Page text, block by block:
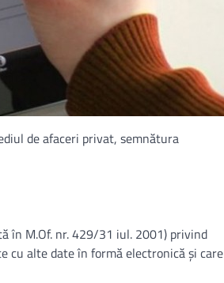
de afaceri privat, semnătura
în M.Of. nr. 429/31 iul. 2001) privind
cu alte date în formă electronică şi care